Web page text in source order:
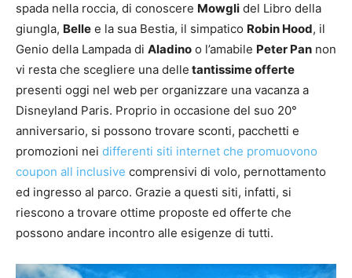
spada nella roccia, di conoscere Mowgli del Libro della
giungla, Belle e la sua Bestia, il simpatico Robin Hood, il
Genio della Lampada di Aladino o l’amabile Peter Pan non
vi resta che scegliere una delle tantissime offerte
presenti oggi nel web per organizzare una vacanza a
Disneyland Paris. Proprio in occasione del suo 20°
anniversario, si possono trovare sconti, pacchetti e
promozioni nei differenti siti internet che promuovono
coupon all inclusive comprensivi di volo, pernottamento
ed ingresso al parco. Grazie a questi siti, infatti, si
riescono a trovare ottime proposte ed offerte che
possono andare incontro alle esigenze di tutti.